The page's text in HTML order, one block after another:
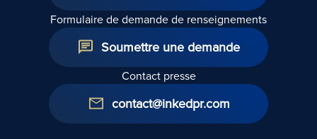
Formulaire de demande de renseignements
Soumettre une demande
Contact presse
contact@inkedpr.com